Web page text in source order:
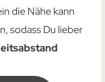
die Nähe kann
sodass Du lieber